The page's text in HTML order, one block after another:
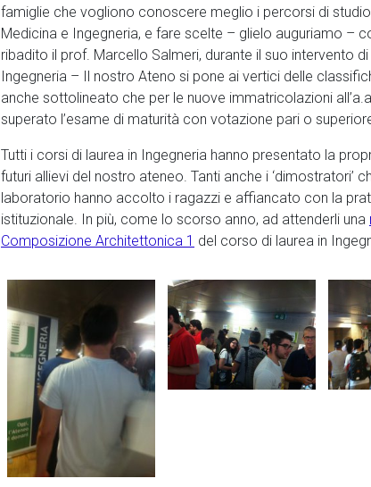
famiglie che vogliono conoscere meglio i percorsi di
Medicina e Ingegneria, e fare scelte – glielo auguriamo –
ribadito il prof. Marcello Salmeri, durante il suo intervento
Ingegneria – Il nostro Ateno si pone ai vertici delle
anche sottolineato che per le nuove immatricolazioni
superato l’esame di maturità con votazione pari o
Tutti i corsi di laurea in Ingegneria hanno presentato la
futuri allievi del nostro ateneo. Tanti anche i ‘dimostratori’
laboratorio hanno accolto i ragazzi e affiancato con la
istituzionale. In più, come lo scorso anno, ad attenderli una
Composizione Architettonica 1 del corso di laurea in